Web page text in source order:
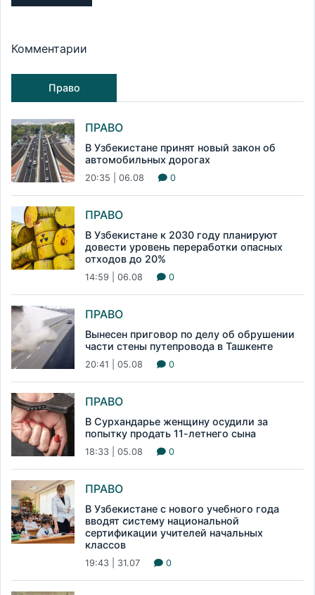
Комментарии
Право
ПРАВО
В Узбекистане принят новый закон об
автомобильных дорогах
20:35 | 06.08 0
ПРАВО
В Узбекистане к 2030 году планируют
довести уровень переработки опасных
отходов до 20%
14:59 | 06.08 0
ПРАВО
Вынесен приговор по делу об обрушении
части стены путепровода в Ташкенте
20:41 | 05.08 0
ПРАВО
В Сурхандарье женщину осудили за
попытку продать 11-летнего сына
18:33 | 05.08 0
ПРАВО
В Узбекистане с нового учебного года
вводят систему национальной
сертификации учителей начальных
классов
19:43 | 31.07 0